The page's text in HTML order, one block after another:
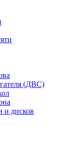
(ДВС)
и дисков